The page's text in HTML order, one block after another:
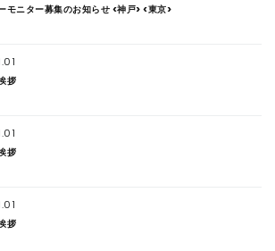
モニター募集のお知らせ <神戸> <東京>
拶
拶
拶